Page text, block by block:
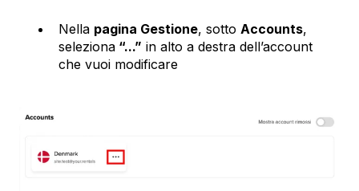
Nella pagina Gestione, sotto Accounts,
seleziona “...” in alto a destra dell’account
che vuoi modificare